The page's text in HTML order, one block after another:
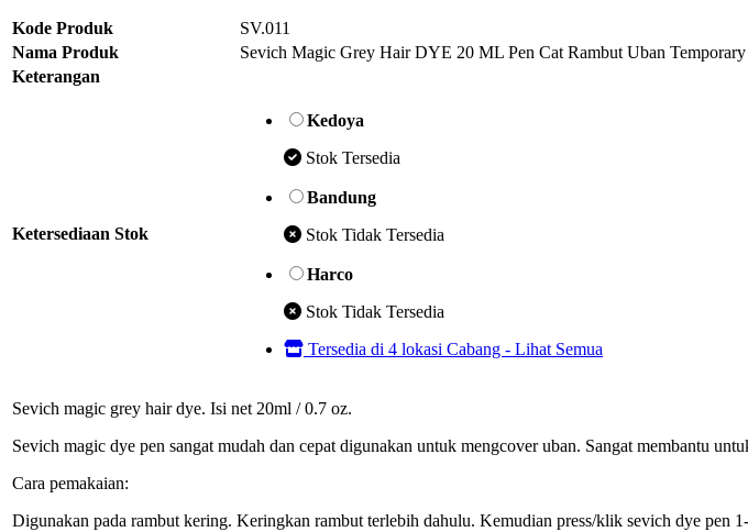
Kode Produk
SV.011
Nama Produk
Sevich Magic Grey Hair DYE 20 ML Pen Cat Rambut Uban
Keterangan
Ketersediaan Stok
Kedoya
Stok Tersedia
Bandung
Stok Tidak Tersedia
Harco
Stok Tidak Tersedia
Tersedia di 4 lokasi Cabang - Lihat Semua
Sevich magic grey hair dye. Isi net 20ml / 0.7 oz.
Sevich magic dye pen sangat mudah dan cepat digunakan untuk mengcover uban. Sangat membantu
Cara pemakaian:
Digunakan pada rambut kering. Keringkan rambut terlebih dahulu. Kemudian press/klik sevich dye pen